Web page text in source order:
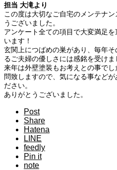
担当 大滝より
この度は大切なご自宅のメンテナ
うございました。
アンケート全ての項目で大変満足
います！
玄関上につばめの巣があり、毎年
るご夫婦の優しさには感銘を受けま
来年は外壁塗装もお考えとの事で
問致しますので、気になる事など
ださい。
ありがとうございました。
Post
Share
Hatena
LINE
feedly
Pin it
note